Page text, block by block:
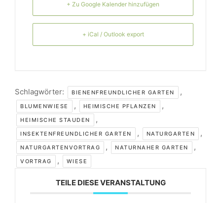
+ Zu Google Kalender hinzufügen
+ iCal / Outlook export
Schlagwörter: BIENENFREUNDLICHER GARTEN ,
BLUMENWIESE , HEIMISCHE PFLANZEN ,
HEIMISCHE STAUDEN ,
INSEKTENFREUNDLICHER GARTEN , NATURGARTEN ,
NATURGARTENVORTRAG , NATURNAHER GARTEN ,
VORTRAG , WIESE
TEILE DIESE VERANSTALTUNG